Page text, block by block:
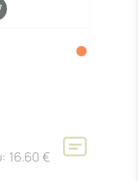
16.60 €